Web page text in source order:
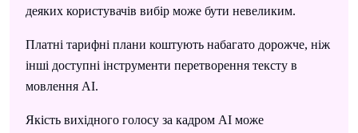
деяких користувачів вибір може бути невеликим.
Платні тарифні плани коштують набагато дорожче, ніж
інші доступні інструменти перетворення тексту в
мовлення AI.
Якість вихідного голосу за кадром AI може